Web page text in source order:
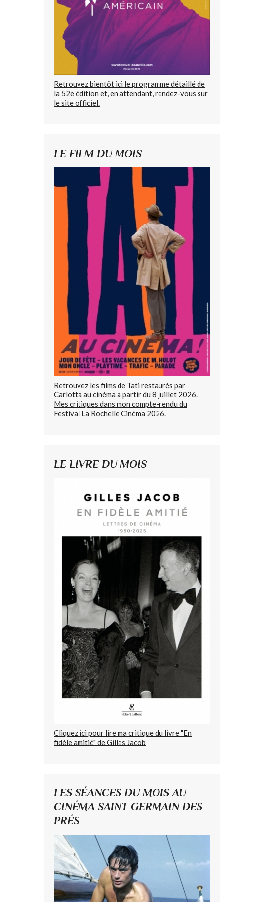
Retrouvez bientôt ici le programme détaillé de
la 52e édition et, en attendant, rendez-vous sur
le site officiel.
LE FILM DU MOIS
Retrouvez les films de Tati restaurés par
Carlotta au cinéma à partir du 8 juillet 2026.
Mes critiques dans mon compte-rendu du
Festival La Rochelle Cinéma 2026.
LE LIVRE DU MOIS
Cliquez ici pour lire ma critique du livre "En
fidèle amitié" de Gilles Jacob
LES SÉANCES DU MOIS AU
CINÉMA SAINT GERMAIN DES
PRÉS